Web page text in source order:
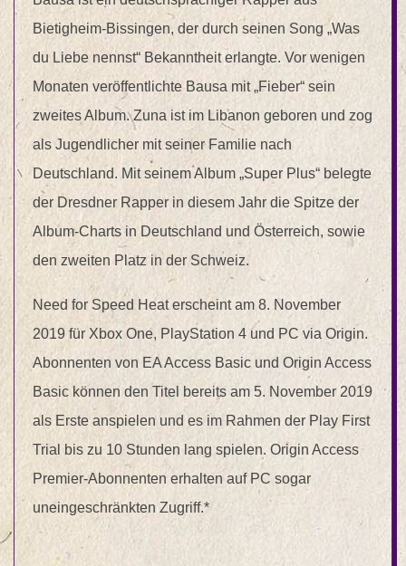
Bietigheim-Bissingen, der durch seinen Song „Was
du Liebe nennst“ Bekanntheit erlangte. Vor wenigen
Monaten veröffentlichte Bausa mit „Fieber“ sein
zweites Album. Zuna ist im Libanon geboren und zog
als Jugendlicher mit seiner Familie nach
Deutschland. Mit seinem Album „Super Plus“ belegte
der Dresdner Rapper in diesem Jahr die Spitze der
Album-Charts in Deutschland und Österreich, sowie
den zweiten Platz in der Schweiz.
Need for Speed Heat erscheint am 8. November
2019 für Xbox One, PlayStation 4 und PC via Origin.
Abonnenten von EA Access Basic und Origin Access
Basic können den Titel bereits am 5. November 2019
als Erste anspielen und es im Rahmen der Play First
Trial bis zu 10 Stunden lang spielen. Origin Access
Premier-Abonnenten erhalten auf PC sogar
uneingeschränkten Zugriff.*